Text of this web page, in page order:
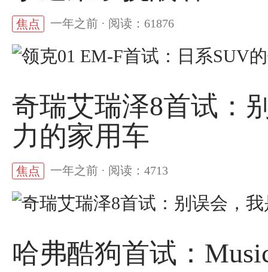
焦点 一年之前 · 阅读：61876
奇瑞艾瑞泽8首试：
力的家用车
焦点 一年之前 · 阅读：4713
哈弗酷狗首试：